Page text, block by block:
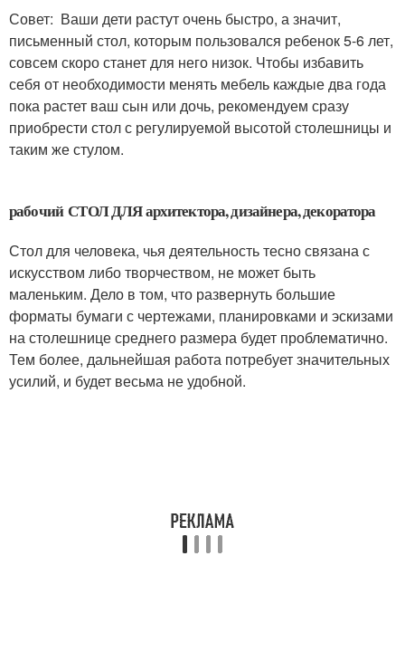
Совет: Ваши дети растут очень быстро, а значит,
письменный стол, которым пользовался ребенок 5-6 лет,
совсем скоро станет для него низок. Чтобы избавить
себя от необходимости менять мебель каждые два года
пока растет ваш сын или дочь, рекомендуем сразу
приобрести стол с регулируемой высотой столешницы и
таким же стулом.
рабочий СТОЛ ДЛЯ архитектора, дизайнера, декоратора
Стол для человека, чья деятельность тесно связана с
искусством либо творчеством, не может быть
маленьким. Дело в том, что развернуть большие
форматы бумаги с чертежами, планировками и эскизами
на столешнице среднего размера будет проблематично.
Тем более, дальнейшая работа потребует значительных
усилий, и будет весьма не удобной.